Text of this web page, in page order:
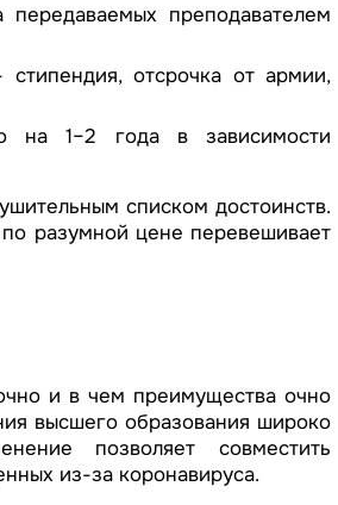
преподавателем
стипендия, отсрочка от армии,
на 1–2 года в зависимости
списком достоинств.
разумной цене перевешивает
и в чем преимущества очно
высшего образования широко
позволяет совместить
из-за коронавируса.